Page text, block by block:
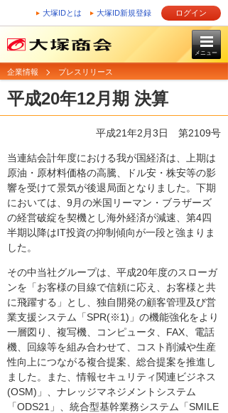
大塚IDとは 大塚ID新規登録 ログイン
メニュー
企業情報 プレスリリース
平成20年12月期 決算
平成21年2月3日 第2109号
当連結会計年度における我が国経済は、上期は
原油・原材料価格の高騰、ドル安・株安等の影
響を受けて景気が後退局面となりました。下期
においては、9月の米国リーマン・ブラザーズ
の経営破綻を契機とし海外経済が減速、第4四
半期以降はIT投資の抑制傾向が一段と強まりま
した。
その中当社グループは、平成20年度のスローガ
ンを「お客様の目線で信頼に応え、お客様と共
に飛躍する」とし、独自開発の顧客管理及び営
業支援システム「SPR(※1)」の機能強化をより
一層図り、複写機、コンピュータ、FAX、電話
機、回線等を組み合わせて、コスト削減や生産
性向上につながる複合提案、総合提案を推進し
ました。また、情報セキュリティ関連ビジネス
(OSM)」、ナレッジマネジメントシステム
「ODS21」、統合型基幹業務システム「SMILE